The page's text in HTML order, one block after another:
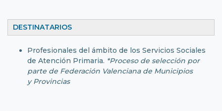
DESTINATARIOS
Profesionales del ámbito de los Servicios Sociales
de Atención Primaria. *Proceso de selección por
parte de Federación Valenciana de Municipios
y Provincias